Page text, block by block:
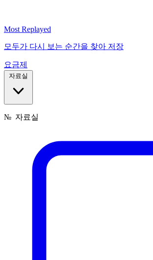
Most Replayed
모두가 다시 보는 순간을 찾아 저장
요금제
자료실
№ 자료실